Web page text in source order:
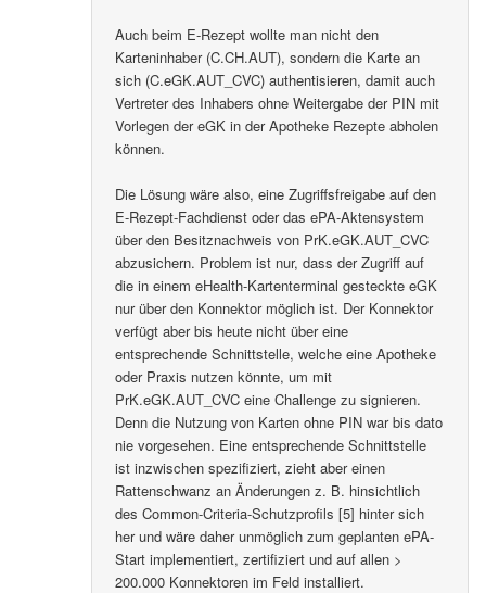
Auch beim E-Rezept wollte man nicht den
Karteninhaber (C.CH.AUT), sondern die Karte an
sich (C.eGK.AUT_CVC) authentisieren, damit auch
Vertreter des Inhabers ohne Weitergabe der PIN mit
Vorlegen der eGK in der Apotheke Rezepte abholen
können.
Die Lösung wäre also, eine Zugriffsfreigabe auf den
E-Rezept-Fachdienst oder das ePA-Aktensystem
über den Besitznachweis von PrK.eGK.AUT_CVC
abzusichern. Problem ist nur, dass der Zugriff auf
die in einem eHealth-Kartenterminal gesteckte eGK
nur über den Konnektor möglich ist. Der Konnektor
verfügt aber bis heute nicht über eine
entsprechende Schnittstelle, welche eine Apotheke
oder Praxis nutzen könnte, um mit
PrK.eGK.AUT_CVC eine Challenge zu signieren.
Denn die Nutzung von Karten ohne PIN war bis dato
nie vorgesehen. Eine entsprechende Schnittstelle
ist inzwischen spezifiziert, zieht aber einen
Rattenschwanz an Änderungen z. B. hinsichtlich
des Common-Criteria-Schutzprofils [5] hinter sich
her und wäre daher unmöglich zum geplanten ePA-
Start implementiert, zertifiziert und auf allen >
200.000 Konnektoren im Feld installiert.